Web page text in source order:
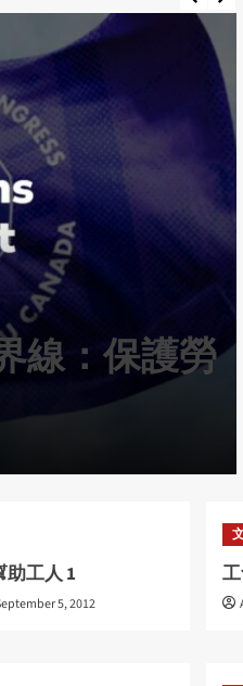
線：保護勞
助工人 1
5, 2012